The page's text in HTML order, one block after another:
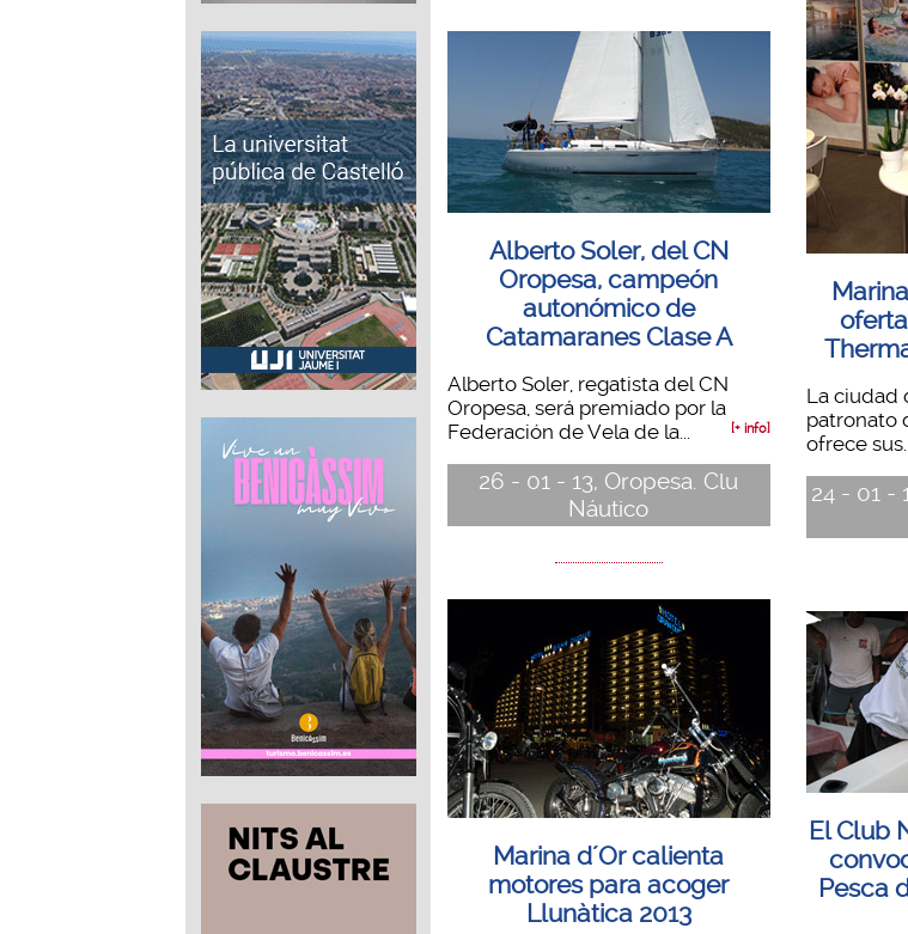
Alberto Soler, del CN
Oropesa, campeón
autonómico de
Catamaranes Clase A
Alberto Soler, regatista del CN
Oropesa, será premiado por la
Federación de Vela de la...
[+ info]
26 - 01 - 13, Oropesa. Clu
Náutico
Marina d´Or calienta
motores para acoger
Llunàtica 2013
La ciudad
patronato
ofrece
24 - 01 -
El Club
Pesca